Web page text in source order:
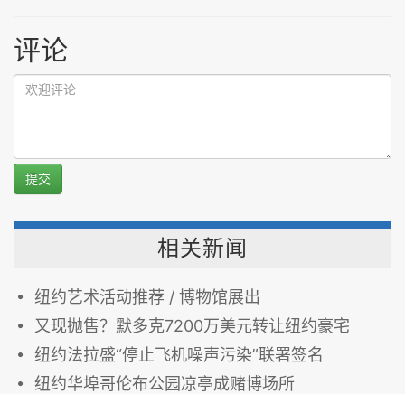
评论
提交
相关新闻
纽约艺术活动推荐 / 博物馆展出
又现抛售？默多克7200万美元转让纽约豪宅
纽约法拉盛“停止飞机噪声污染”联署签名
纽约华埠哥伦布公园凉亭成赌博场所